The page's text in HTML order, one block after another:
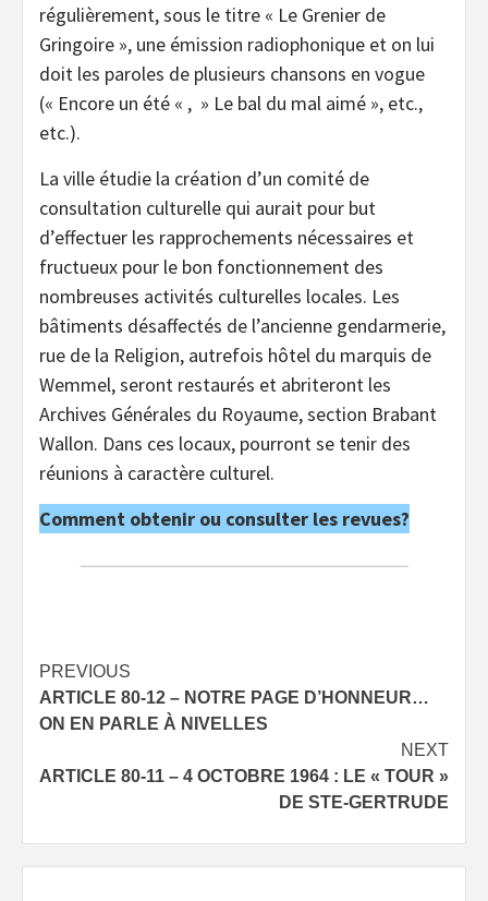
régulièrement, sous le titre « Le Grenier de
Gringoire », une émission radiophonique et on lui
doit les paroles de plusieurs chansons en vogue
(« Encore un été « , » Le bal du mal aimé », etc.,
etc.).
La ville étudie la création d’un comité de
consultation culturelle qui aurait pour but
d’effectuer les rapprochements nécessaires et
fructueux pour le bon fonctionnement des
nombreuses activités culturelles locales. Les
bâtiments désaffectés de l’ancienne gendarmerie,
rue de la Religion, autrefois hôtel du marquis de
Wemmel, seront restaurés et abriteront les
Archives Générales du Royaume, section Brabant
Wallon. Dans ces locaux, pourront se tenir des
réunions à caractère culturel.
Comment obtenir ou consulter les revues?
Post
navigation
PREVIOUS
ARTICLE 80-12 – NOTRE PAGE D’HONNEUR…
ON EN PARLE À NIVELLES
NEXT
ARTICLE 80-11 – 4 OCTOBRE 1964 : LE « TOUR »
DE STE-GERTRUDE